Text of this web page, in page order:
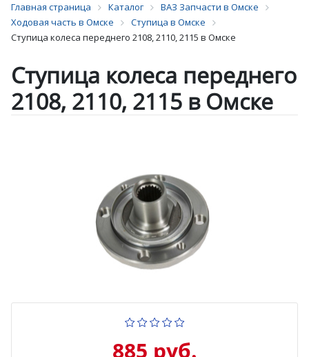
Главная страница Каталог
ВАЗ Запчасти в Омске
Ходовая часть в Омске
Ступица в Омске
Ступица колеса переднего 2108, 2110, 2115 в Омске
Ступица колеса переднего
2108, 2110, 2115 в Омске
885 руб.